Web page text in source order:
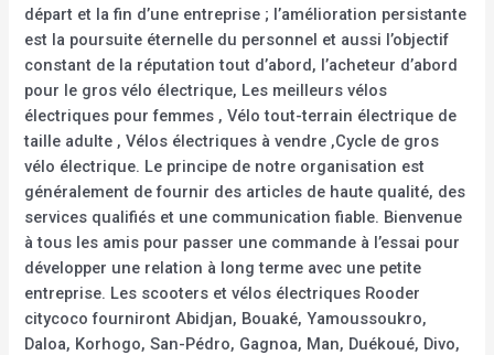
départ et la fin d’une entreprise ; l’amélioration persistante
est la poursuite éternelle du personnel et aussi l’objectif
constant de la réputation tout d’abord, l’acheteur d’abord
pour le gros vélo électrique, Les meilleurs vélos
électriques pour femmes , Vélo tout-terrain électrique de
taille adulte , Vélos électriques à vendre ,Cycle de gros
vélo électrique. Le principe de notre organisation est
généralement de fournir des articles de haute qualité, des
services qualifiés et une communication fiable. Bienvenue
à tous les amis pour passer une commande à l’essai pour
développer une relation à long terme avec une petite
entreprise. Les scooters et vélos électriques Rooder
citycoco fourniront Abidjan, Bouaké, Yamoussoukro,
Daloa, Korhogo, San-Pédro, Gagnoa, Man, Duékoué, Divo,